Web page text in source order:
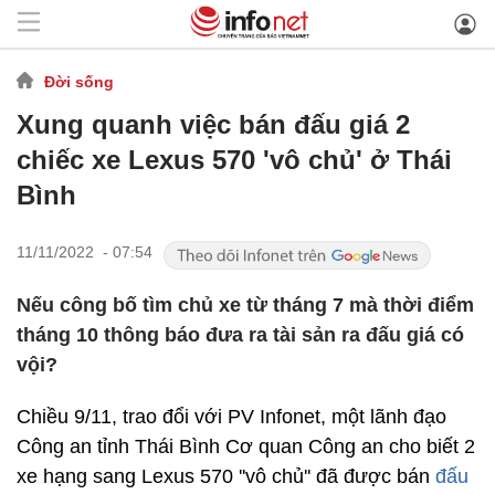
Đời sống
Xung quanh việc bán đấu giá 2
chiếc xe Lexus 570 'vô chủ' ở Thái
Bình
11/11/2022 - 07:54
Nếu công bố tìm chủ xe từ tháng 7 mà thời điểm
tháng 10 thông báo đưa ra tài sản ra đấu giá có
vội?
Chiều 9/11, trao đổi với PV Infonet, một lãnh đạo
Công an tỉnh Thái Bình Cơ quan Công an cho biết 2
xe hạng sang Lexus 570 ''vô chủ'' đã được bán đấu